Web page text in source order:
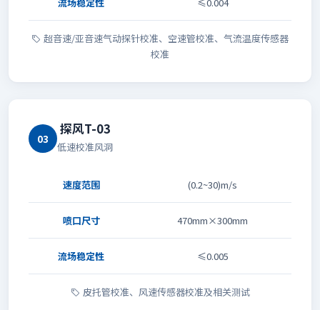
超音速/亚音速气动探针校准、空速管校准、气流温度传感器
校准
03
探风T-03
低速校准风洞
速度范围 (0.2~30)m/s
喷口尺寸 470mm×300mm
流场稳定性 ≤0.005
皮托管校准、风速传感器校准及相关测试